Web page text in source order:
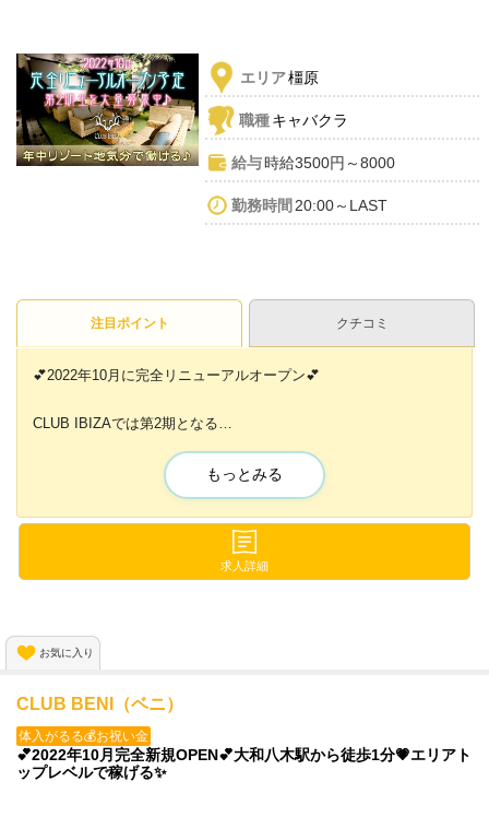
エリア橿原
職種キャバクラ
給与時給3500円～8000
勤務時間 20:00～LAST
注目ポイント クチコミ
💕2022年10月に完全リニューアルオープン💕
CLUB IBIZAでは第2期となる
ナイトワークの経験は問いません💕
未経験者からの応募も大歓迎👌
新しい環境でオシゴトしませんか？
もっとみる
求人詳細
お気に入り
CLUB BENI（ベニ）
体入がるる💰お祝い金
💕2022年10月完全新規OPEN💕大和八木駅から徒歩1分💗エリアト
ップレベルで稼げる✨